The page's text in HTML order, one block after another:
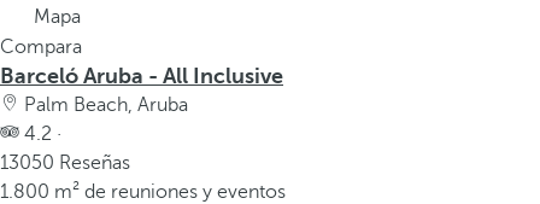
Mapa
Compara
Barceló Aruba - All Inclusive
Palm Beach, Aruba
4.2 ·
13050 Reseñas
1.800 m² de reuniones y eventos